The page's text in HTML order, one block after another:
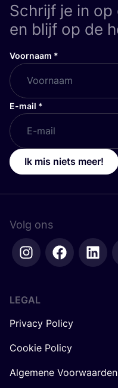
Schrijf je in
en blijf op de
Voornaam *
E-mail *
Ik mis niets meer!
Volg ons
LEGAL
Privacy Policy
Cookie Policy
Algemene